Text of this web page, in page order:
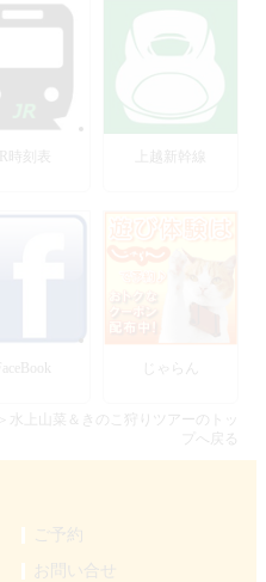
JR時刻表
FaceBook じゃらん
＞水上山菜＆きのこ狩りツアーのトッ
プへ戻る
ご予約
お問い合せ